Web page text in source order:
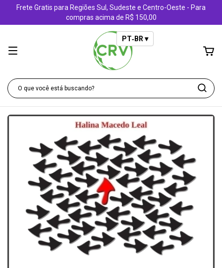
Frete Gratis para Regiões Sul, Sudeste e Centro-Oeste - Para
compras acima de R$ 150,00
PT‑BR ▾